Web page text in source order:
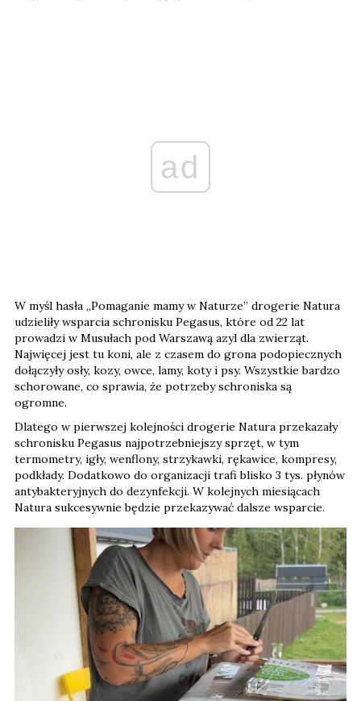
ad
W myśl hasła „Pomaganie mamy w Naturze” drogerie Natura
udzieliły wsparcia schronisku Pegasus, które od 22 lat
prowadzi w Musułach pod Warszawą azyl dla zwierząt.
Najwięcej jest tu koni, ale z czasem do grona podopiecznych
dołączyły osły, kozy, owce, lamy, koty i psy. Wszystkie bardzo
schorowane, co sprawia, że potrzeby schroniska są
ogromne.
Dlatego w pierwszej kolejności drogerie Natura przekazały
schronisku Pegasus najpotrzebniejszy sprzęt, w tym
termometry, igły, wenflony, strzykawki, rękawice, kompresy,
podkłady. Dodatkowo do organizacji trafi blisko 3 tys. płynów
antybakteryjnych do dezynfekcji. W kolejnych miesiącach
Natura sukcesywnie będzie przekazywać dalsze wsparcie.